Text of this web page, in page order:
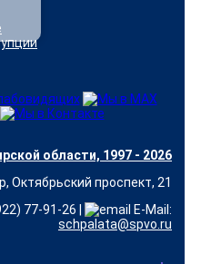
области, 1997 - 2026
Октябрьский проспект, 21
77-91-26 |
E-Mail:
schpalata@spvo.ru